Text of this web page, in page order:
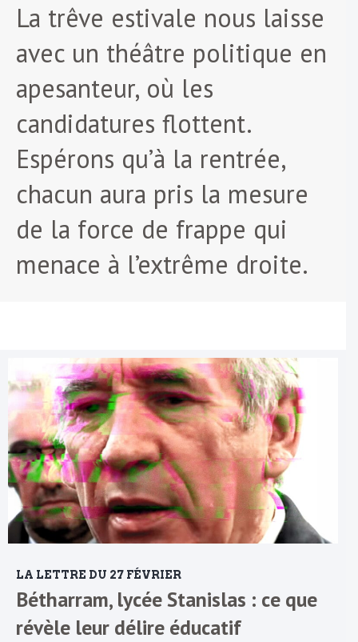
La trêve estivale nous laisse
avec un théâtre politique en
apesanteur, où les
candidatures flottent.
Espérons qu’à la rentrée,
chacun aura pris la mesure
de la force de frappe qui
menace à l’extrême droite.
LA LETTRE DU 27 FÉVRIER
Bétharram, lycée Stanislas : ce que
révèle leur délire éducatif